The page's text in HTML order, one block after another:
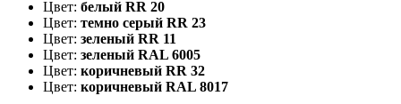
Цвет: белый RR 20
Цвет: темно серый RR 23
Цвет: зеленый RR 11
Цвет: зеленый RAL 6005
Цвет: коричневый RR 32
Цвет: коричневый RAL 8017